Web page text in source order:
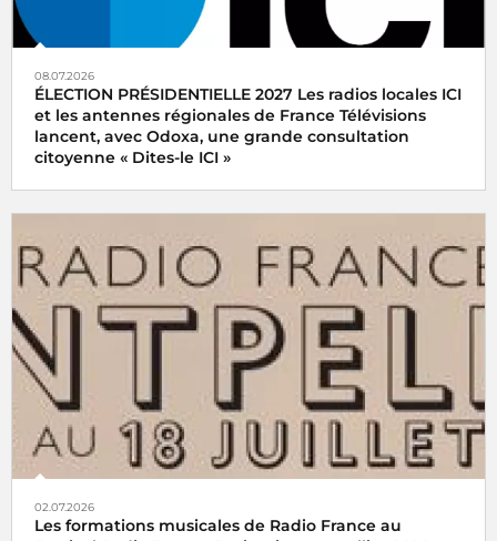
08.07.2026
ÉLECTION PRÉSIDENTIELLE 2027 Les radios locales ICI
et les antennes régionales de France Télévisions
lancent, avec Odoxa, une grande consultation
citoyenne « Dites-le ICI »
02.07.2026
Les formations musicales de Radio France au